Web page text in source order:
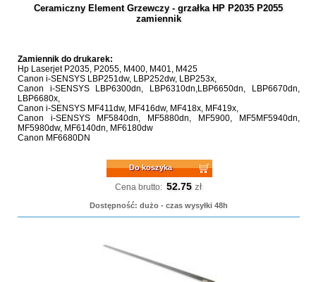
Ceramiczny Element Grzewczy - grzałka HP P2035 P2055
zamiennik
Zamiennik do drukarek:
Hp Laserjet P2035, P2055, M400, M401, M425
Canon i-SENSYS LBP251dw, LBP252dw, LBP253x,
Canon i-SENSYS LBP6300dn, LBP6310dn,LBP6650dn, LBP6670dn,
LBP6680x,
Canon i-SENSYS MF411dw, MF416dw, MF418x, MF419x,
Canon i-SENSYS MF5840dn, MF5880dn, MF5900, MF5MF5940dn,
MF5980dw, MF6140dn, MF6180dw
Canon MF6680DN
Do koszyka
Cena brutto: 52.75 zł
Dostępność: dużo - czas wysyłki 48h